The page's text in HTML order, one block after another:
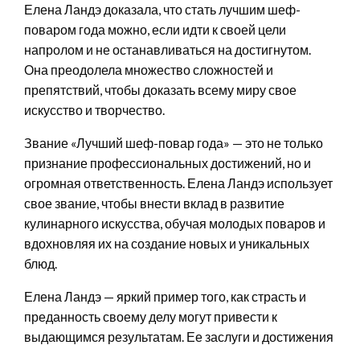
Елена Ландэ доказала, что стать лучшим шеф-
поваром года можно, если идти к своей цели
напролом и не останавливаться на достигнутом.
Она преодолела множество сложностей и
препятствий, чтобы доказать всему миру свое
искусство и творчество.
Звание «Лучший шеф-повар года» — это не только
признание профессиональных достижений, но и
огромная ответственность. Елена Ландэ использует
свое звание, чтобы внести вклад в развитие
кулинарного искусства, обучая молодых поваров и
вдохновляя их на создание новых и уникальных
блюд.
Елена Ландэ — яркий пример того, как страсть и
преданность своему делу могут привести к
выдающимся результатам. Ее заслуги и достижения